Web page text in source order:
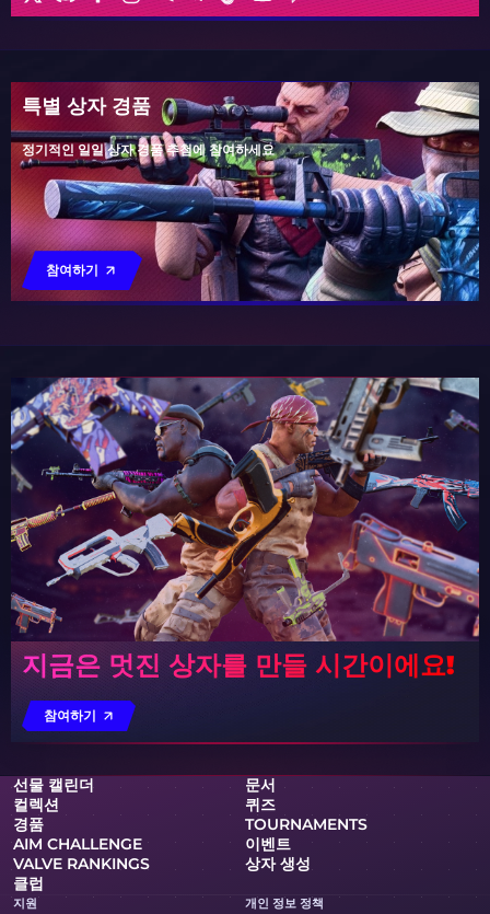
특별 상자 경품
정기적인 일일 상자 경품 추첨에 참여하세요
참여하기
지금은 멋진 상자를 만들 시간이에요!
참여하기
선물 캘린더
문서
컬렉션
퀴즈
경품
TOURNAMENTS
AIM CHALLENGE
이벤트
VALVE RANKINGS
상자 생성
클럽
지원
개인 정보 정책